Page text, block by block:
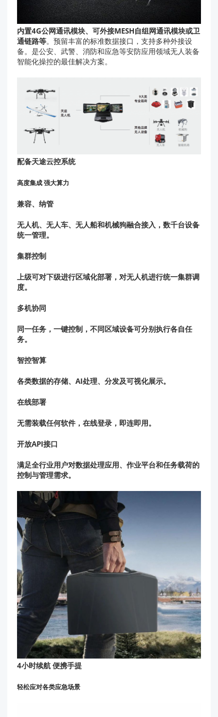
内置4G公网通讯模块、可外接MESH自组网通讯模块或卫
通链路等。预留丰富的标准数据接口，支持多种外接设
备。是公安、武警、消防和应急等安防应用领域无人装备
智能化操控的最佳解决方案。
配备天途云控系统
高度集成 强大算力
兼容、纳管
无人机、无人车、无人船和机械狗融合接入，数千台设备
统一管理。
集群控制
上级可对下级进行区域化部署，对无人机进行统一集群调
度。
多机协同
同一任务，一键控制，不同区域设备可分别执行各自任
务。
智控智算
各类数据的存储、AI处理、分发及可视化展示。
在线部署
无需装载任何软件，在线登录，即连即用。
开放API接口
满足全行业用户对数据处理应用、作业平台和任务载荷的
控制与管理需求。
4小时续航 便携手提
轻松应对各类应急场景